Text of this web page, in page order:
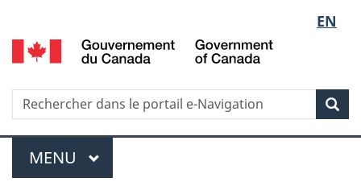
la
langue
EN
of
Recherche
Rechercher
dans
le
portail
Menu
MENU PRINCIPAL